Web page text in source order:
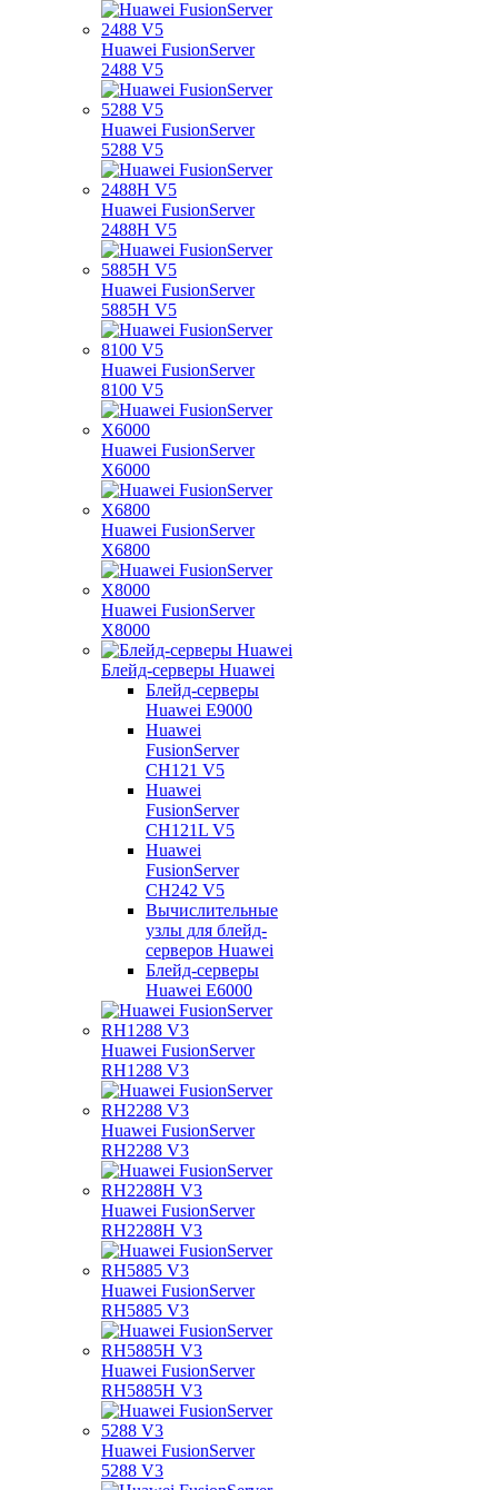
Huawei FusionServer
2488 V5
Huawei FusionServer
5288 V5
Huawei FusionServer
2488H V5
Huawei FusionServer
5885H V5
Huawei FusionServer
8100 V5
Huawei FusionServer
X6000
Huawei FusionServer
X6800
Huawei FusionServer
X8000
Блейд-серверы Huawei
Блейд-серверы
Huawei E9000
Huawei
FusionServer
CH121 V5
Huawei
FusionServer
CH121L V5
Huawei
FusionServer
CH242 V5
Вычислительные
узлы для блейд-
серверов Huawei
Блейд-серверы
Huawei E6000
Huawei FusionServer
RH1288 V3
Huawei FusionServer
RH2288 V3
Huawei FusionServer
RH2288H V3
Huawei FusionServer
RH5885 V3
Huawei FusionServer
RH5885H V3
Huawei FusionServer
5288 V3